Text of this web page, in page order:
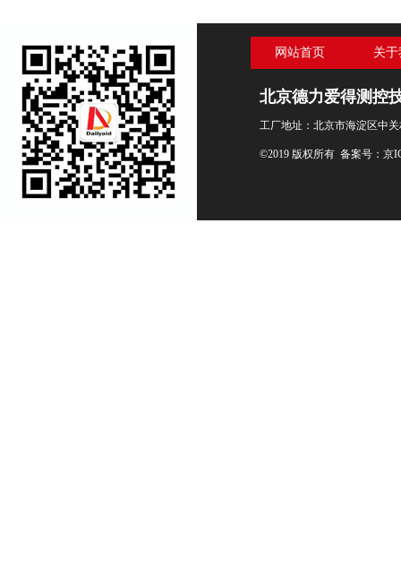
网站首页 关
北京德力爱得测控
工厂地址：北京市海淀区中
©2019 版权所有 备案号： 京